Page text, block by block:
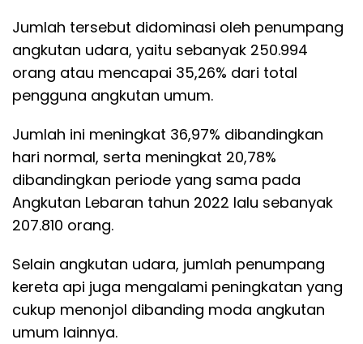
Jumlah tersebut didominasi oleh penumpang
angkutan udara, yaitu sebanyak 250.994
orang atau mencapai 35,26% dari total
pengguna angkutan umum.
Jumlah ini meningkat 36,97% dibandingkan
hari normal, serta meningkat 20,78%
dibandingkan periode yang sama pada
Angkutan Lebaran tahun 2022 lalu sebanyak
207.810 orang.
Selain angkutan udara, jumlah penumpang
kereta api juga mengalami peningkatan yang
cukup menonjol dibanding moda angkutan
umum lainnya.